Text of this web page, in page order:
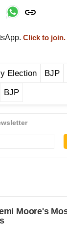
Click to join.
Election BJP
BJP